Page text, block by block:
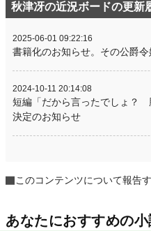
秋津冴の近況ボードの更新
2025-06-01 09:22:16
書籍化のお知らせ。その公爵令
2024-10-11 20:14:08
短編「だから言ったでしょ？
決定のお知らせ
このコンテンツについて報告
あなたにおすすめの